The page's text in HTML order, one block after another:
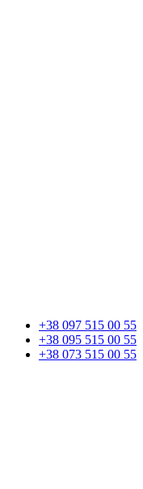
+38 097 515 00 55
+38 095 515 00 55
+38 073 515 00 55